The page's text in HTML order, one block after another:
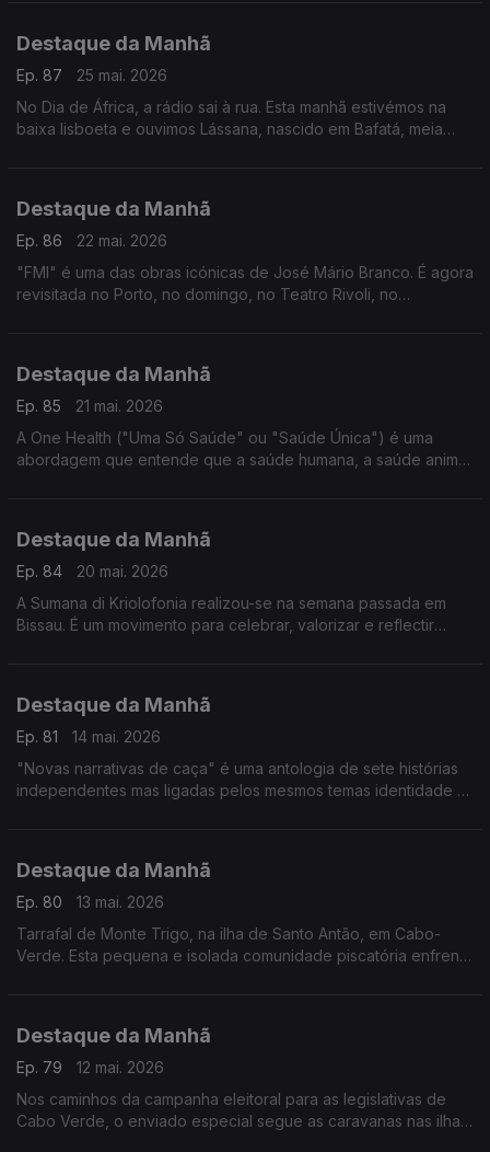
Destaque da Manhã
Ep. 87
25 mai. 2026
No Dia de África, a rádio sai à rua. Esta manhã estivémos na
baixa lisboeta e ouvimos Lássana, nascido em Bafatá, meia
Destaque da Manhã
Ep. 86
22 mai. 2026
"FMI" é uma das obras icónicas de José Mário Branco. É agora
revisitada no Porto, no domingo, no Teatro Rivoli, no
Destaque da Manhã
Ep. 85
21 mai. 2026
A One Health ("Uma Só Saúde" ou "Saúde Única") é uma
abordagem que entende que a saúde humana, a saúde animal
Destaque da Manhã
Ep. 84
20 mai. 2026
A Sumana di Kriolofonia realizou-se na semana passada em
Bissau. É um movimento para celebrar, valorizar e reflectir
Destaque da Manhã
Ep. 81
14 mai. 2026
"Novas narrativas de caça" é uma antologia de sete histórias
independentes mas ligadas pelos mesmos temas identidade e
Destaque da Manhã
Ep. 80
13 mai. 2026
Tarrafal de Monte Trigo, na ilha de Santo Antão, em Cabo-
Verde. Esta pequena e isolada comunidade piscatória enfrenta
Destaque da Manhã
Ep. 79
12 mai. 2026
Nos caminhos da campanha eleitoral para as legislativas de
Cabo Verde, o enviado especial segue as caravanas nas ilhas